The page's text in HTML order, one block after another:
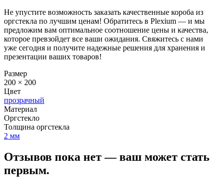
Не упустите возможность заказать качественные короба из
оргстекла по лучшим ценам! Обратитесь в Plexium — и мы
предложим вам оптимальное соотношение цены и качества,
которое превзойдет все ваши ожидания. Свяжитесь с нами
уже сегодня и получите надежные решения для хранения и
презентации ваших товаров!
Размер
200 × 200
Цвет
прозрачный
Материал
Оргстекло
Толщина оргстекла
2 мм
Отзывов пока нет — ваш может стать
первым.